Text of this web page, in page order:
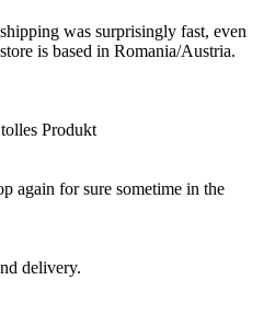
was surprisingly fast, even
is based in Romania/Austria.
Produkt
again for sure sometime in the
delivery.